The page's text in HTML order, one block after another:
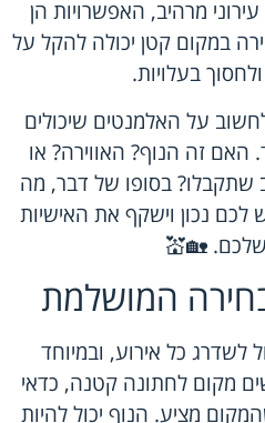
מרהיב, האפשרויות הן
במקום קטן יכולה להקל על
בעלויות.
על האלמנטים שיכולים
האם זה הנוף? האווירה? או
שתקבלו? בסופו של דבר, מה
נכון וישקף את האישיות
שלכם. 🏡💒
המושלמת
לשדרג כל אירוע, ובמיוחד
מקום לחתונה קטנה, כדאי
מציע. הנוף יכול להיות